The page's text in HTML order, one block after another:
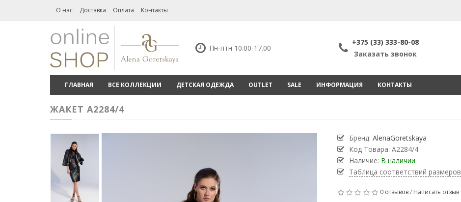
О нас Доставка Оплата Контакты
Пн-птн 10.00-17.00
+375 (33) 333-80-08
Заказать звонок
ГЛАВНАЯ ВСЕ КОЛЛЕКЦИИ ДЕТСКАЯ ОДЕЖДА OUTLET SALE ИНФОРМАЦИЯ КОНТАКТЫ
ЖАКЕТ А2284/4
Бренд: AlenaGoretskaya
Код Товара: А2284/4
Наличие: В наличии
Таблица соответствий размеров
0 отзывов/ Написать отзыв